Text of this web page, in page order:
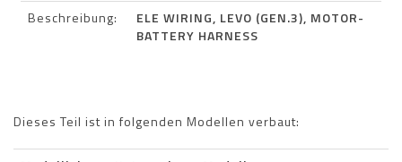
Beschreibung:
ELE WIRING, LEVO (GEN.3), MOTOR-
BATTERY HARNESS
Dieses Teil ist in folgenden Modellen verbaut: